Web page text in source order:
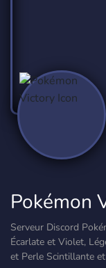
Pokémon
Serveur Discord
Écarlate et Violet,
et Perle Scintillante